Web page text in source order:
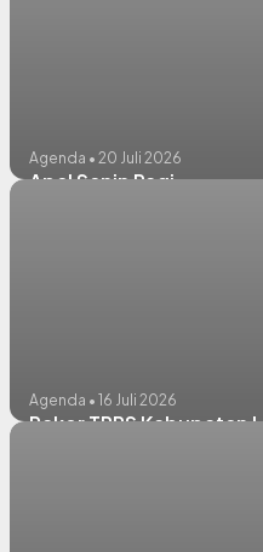
Agenda • 20 Juli 2026
Apel Senin Pagi
Agenda • 16 Juli 2026
Rakor TPPS Kabupaten